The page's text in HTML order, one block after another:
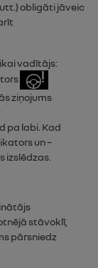
obligāti jāveic
vadītājs:
ziņojums
pa labi. Kad
un –
izslēdzas.
stāvoklī,
pārsniedz